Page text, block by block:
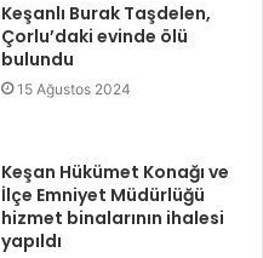
Keşanlı Burak Taşdelen,
Çorlu’daki evinde ölü
bulundu
15 Ağustos 2024
Keşan Hükümet Konağı ve
İlçe Emniyet Müdürlüğü
hizmet binalarının ihalesi
yapıldı